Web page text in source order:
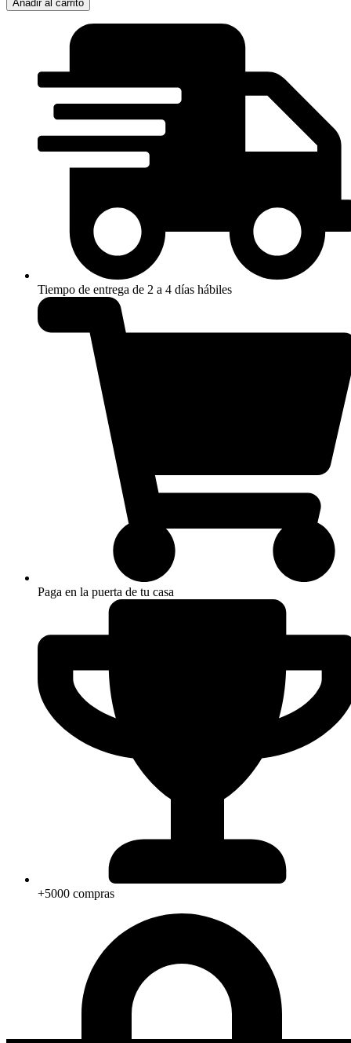
Añadir al carrito
Tiempo de entrega de 2 a 4 días hábiles
Paga en la puerta de tu casa
+5000 compras